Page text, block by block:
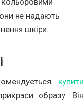
не надають
шкіри.
купити
образу. Він